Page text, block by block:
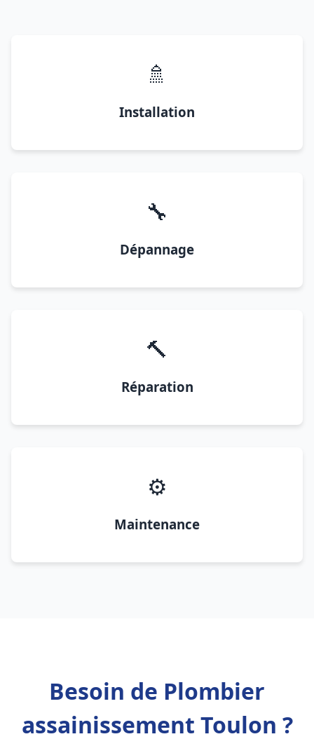
🚿
Installation
🔧
Dépannage
🔨
Réparation
⚙️
Maintenance
Besoin de Plombier
assainissement Toulon ?